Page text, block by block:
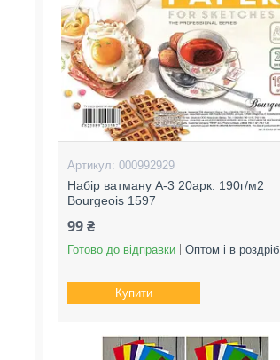
000992929
Набір ватману А-3 20арк. 190г/м2
Bourgeois 1597
99 ₴
Готово до відправки Оптом і в роздріб
Купити